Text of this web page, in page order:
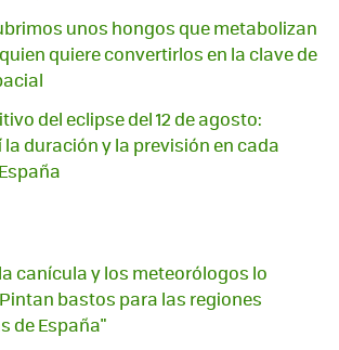
unos hongos que metabolizan
quiere convertirlos en la clave de
del eclipse del 12 de agosto:
duración y la previsión en cada
canícula y los meteorólogos lo
bastos para las regiones
de España"